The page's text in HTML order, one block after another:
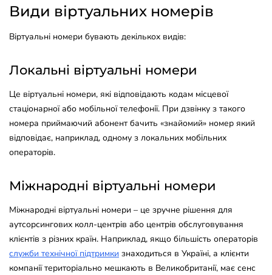
Види віртуальних номерів
Віртуальні номери бувають декількох видів:
Локальні віртуальні номери
Це віртуальні номери, які відповідають кодам місцевої
стаціонарної або мобільної телефонії. При дзвінку з такого
номера приймаючий абонент бачить «знайомий» номер який
відповідає, наприклад, одному з локальних мобільних
операторів.
Міжнародні віртуальні номери
Міжнародні віртуальні номери – це зручне рішення для
аутсорсингових колл-центрів або центрів обслуговування
клієнтів з різних країн. Наприклад, якщо більшість операторів
служби технічної підтримки знаходиться в Україні, а клієнти
компанії територіально мешкають в Великобританії, має сенс